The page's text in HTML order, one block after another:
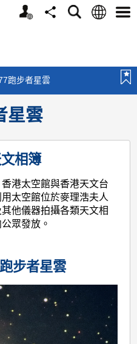
個
分
搜
語
選
跑步者星雲
星雲
相簿
港太空館與香港天文台
太空館位於麥理浩夫人
他儀器拍攝各類天文相
眾發放。
步者星雲